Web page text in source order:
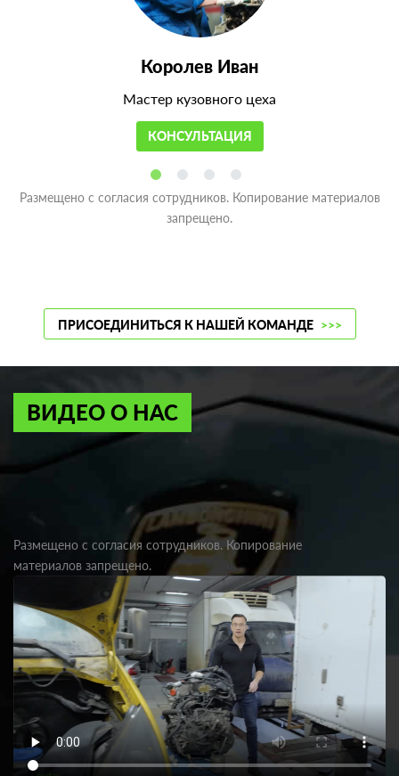
Королев Иван
Мастер кузовного цеха
КОНСУЛЬТАЦИЯ
Размещено с согласия сотрудников. Копирование материалов
запрещено.
ПРИСОЕДИНИТЬСЯ К НАШЕЙ КОМАНДЕ >>>
ВИДЕО О НАС
Размещено с согласия сотрудников. Копирование
материалов запрещено.